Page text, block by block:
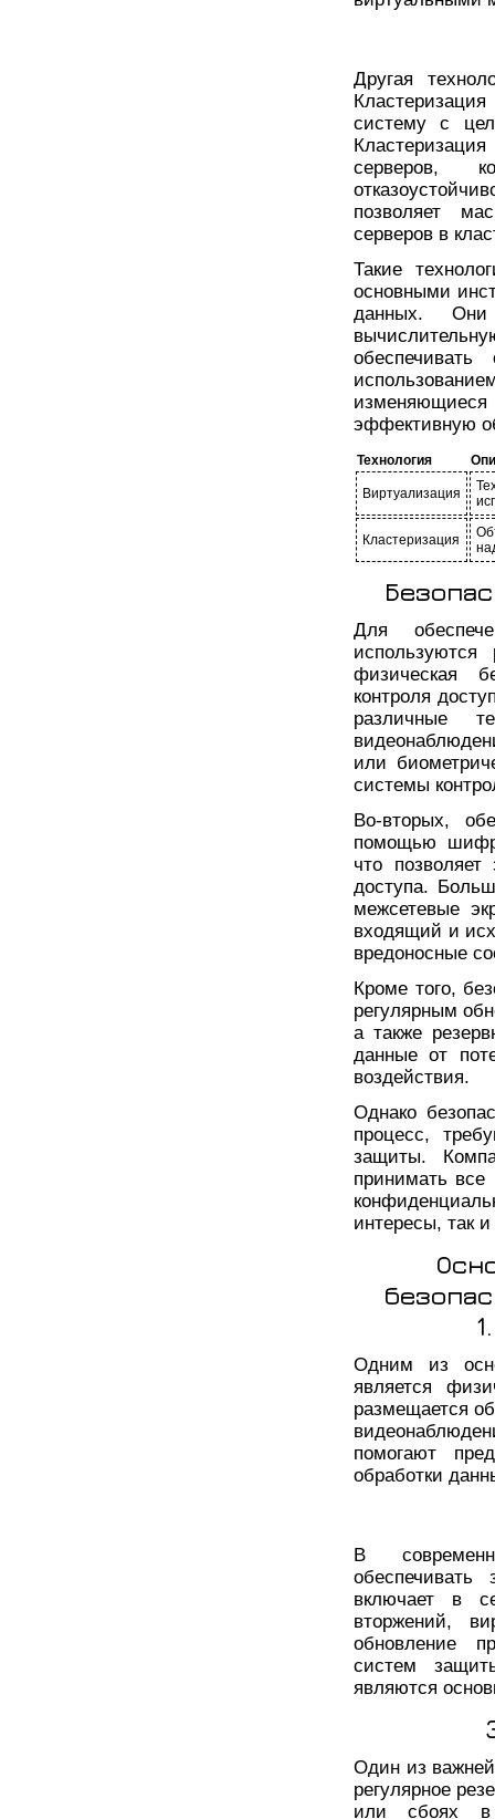
Другая
систему с
серверов,
позволяет
серверов в
Такие
основными
данных. Они
изменяющиеся
эффективную
Технология
Виртуализация
Кластеризация
Для
физическая
контроля
различные
или
системы
Во-вторых,
помощью
что
доступа.
межсетевые
входящий и
вредоносные
Кроме того,
регулярным
а также
данные от
воздействия.
Однако
процесс,
защиты.
принимать
интересы, так
Одним из
является
размещается
помогают
обработки
В
обеспечивать
включает в
вторжений,
обновление
систем
являются
Один из
регулярное
или сбоях в